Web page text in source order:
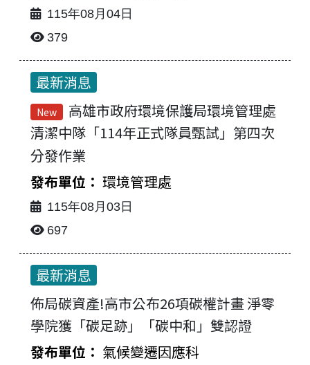
最新消息-列表
115年08月04日
379
最新消息
New
高雄市政府環境保護局環境管理處
清潔中隊「114年正式隊員甄試」第四次
分發作業
環境管理處
115年08月03日
697
最新消息
佈局碳資產!高市公布26項碳權計畫 淨零
學院獲「碳足跡」「碳中和」雙認證
氣候變遷因應科